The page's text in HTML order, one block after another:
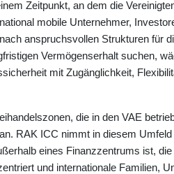
Zeitpunkt, an dem die
mobile Unternehmer,
anspruchsvollen Strukturen für
Vermögenserhalt suchen,
mit Zugänglichkeit,
die in den VAE
RAK ICC nimmt in diesem
eines Finanzzentrums ist,
und internationale Familien,